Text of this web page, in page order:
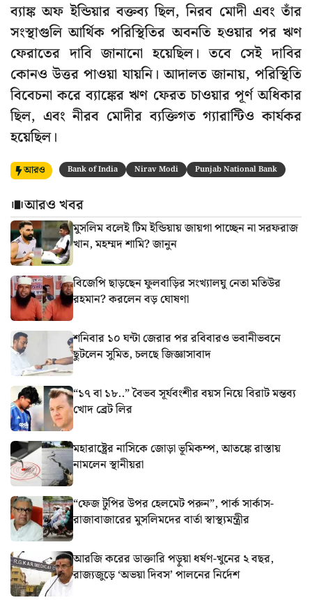
ব্যাঙ্ক অফ ইন্ডিয়ার বক্তব্য ছিল, নিরব মোদী এবং তাঁর
সংস্থাগুলি আর্থিক পরিস্থিতির অবনতি হওয়ার পর ঋণ
ফেরাতের দাবি জানানো হয়েছিল। তবে সেই দাবির
কোনও উত্তর পাওয়া যায়নি। আদালত জানায়, পরিস্থিতি
বিবেচনা করে ব্যাঙ্কের ঋণ ফেরত চাওয়ার পূর্ণ অধিকার
ছিল, এবং নীরব মোদীর ব্যক্তিগত গ্যারান্টিও কার্যকর
হয়েছিল।
আরও Bank of India Nirav Modi Punjab National Bank
আরও খবর
মুসলিম বলেই টিম ইন্ডিয়ায় জায়গা পাচ্ছেন না সরফরাজ
খান, মহম্মদ শামি? জানুন
বিজেপি ছাড়ছেন ফুলবাড়ির সংখ্যালঘু নেতা মতিউর
রহমান? করলেন বড় ঘোষণা
শনিবার ১০ ঘন্টা জেরার পর রবিবারও ভবানীভবনে
ছুটলেন সুমিত, চলছে জিজ্ঞাসাবাদ
“১৭ বা ১৮..” বৈভব সূর্যবংশীর বয়স নিয়ে বিরাট মন্তব্য
খোদ ব্রেট লির
মহারাষ্ট্রের নাসিকে জোড়া ভূমিকম্প, আতঙ্কে রাস্তায়
নামলেন স্থানীয়রা
“ফেজ টুপির উপর হেলমেট পরুন”, পার্ক সার্কাস-
রাজাবাজারের মুসলিমদের বার্তা স্বাস্থ্যমন্ত্রীর
আরজি করের ডাক্তারি পড়ুয়া ধর্ষণ-খুনের ২ বছর,
রাজ্যজুড়ে ‘অভয়া দিবস’ পালনের নির্দেশ